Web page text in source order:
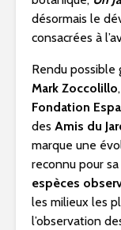
désormais le
consacrées à
Rendu possible
Mark Zoccolillo
Fondation
des Amis du
marque une
reconnu pour
espèces
les milieux les
l’observation